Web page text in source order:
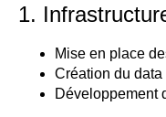
1.
Mise en place
Création du
Développement